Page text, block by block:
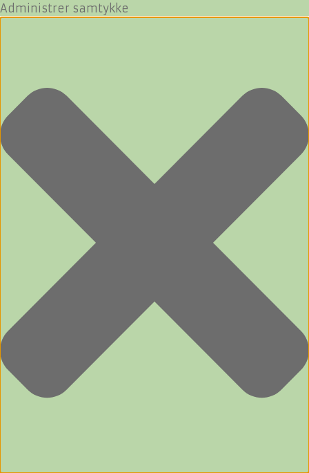
Administrer samtykke